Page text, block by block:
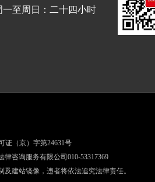
一至周日：二十四小时
证（京）字第24631号
律咨询服务有限公司010-53317369
建站镜像，违者将依法追究法律责任。